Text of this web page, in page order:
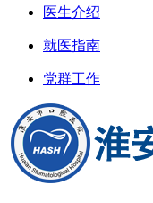
医生介绍
就医指南
党群工作